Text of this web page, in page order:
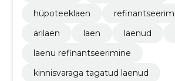
hüpoteeklaen
ärilaen
laen laenud
laenu refinantseerimine
kinnisvaraga tagatud laenud